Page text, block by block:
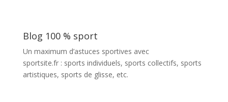
Blog 100 % sport
Un maximum d’astuces sportives avec
sportsite.fr: sports individuels, sports collectifs, sports
artistiques, sports de glisse, etc.